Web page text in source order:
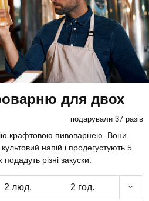
для двох
подарували 37 разів
крафтовою пивоварнею. Вони
напій і продегустують 5
різні закуски.
2 люд. 2 год.